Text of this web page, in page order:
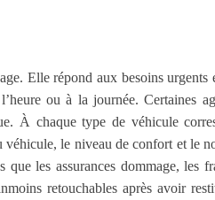
Elle répond aux besoins urgents
ou à la journée. Certaines
À chaque type de véhicule
le niveau de confort et le
les assurances dommage, les
retouchables après avoir